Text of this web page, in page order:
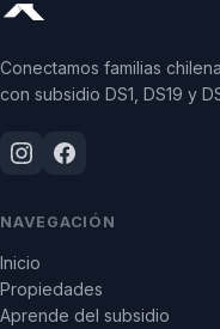
Conectamos familias
con subsidio DS1, DS19 y
NAVEGACIÓN
Inicio
Propiedades
Aprende del subsidio